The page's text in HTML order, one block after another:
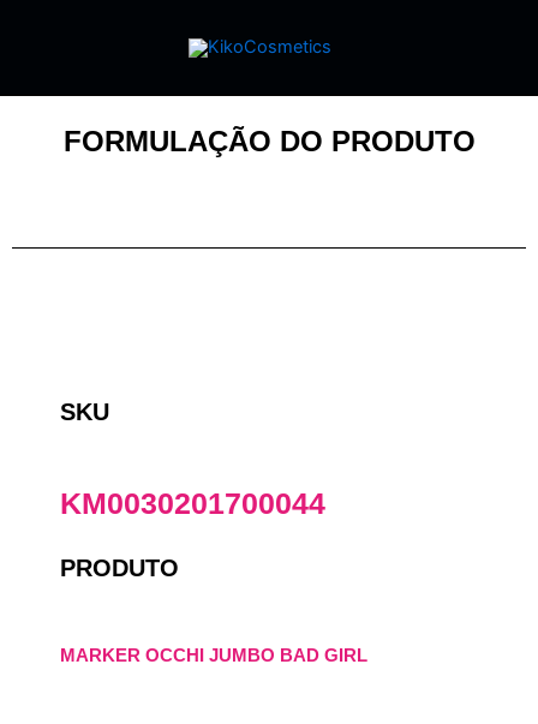
FORMULAÇÃO DO PRODUTO
SKU
KM0030201700044
PRODUTO
MARKER OCCHI JUMBO BAD GIRL